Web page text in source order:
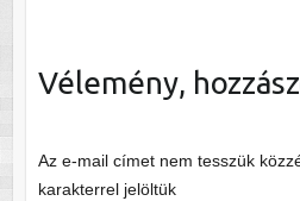
Vélemény,
Az e-mail címet nem tesszük
karakterrel jelöltük